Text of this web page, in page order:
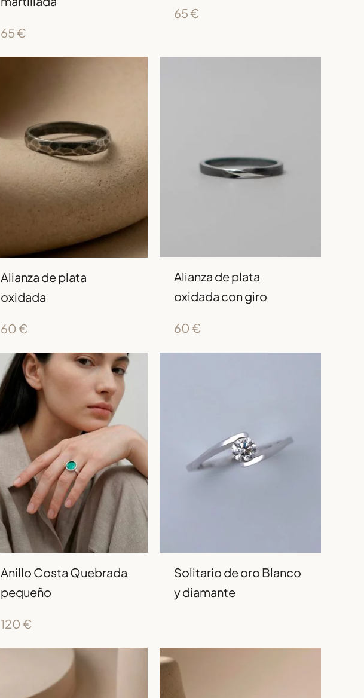
65€
65€
Alianza de plata
oxidada
60 €
Alianza de plata
oxidada con giro
60 €
Anillo Costa Quebrada
pequeño
120 €
Solitario de oro Blanco
y diamante